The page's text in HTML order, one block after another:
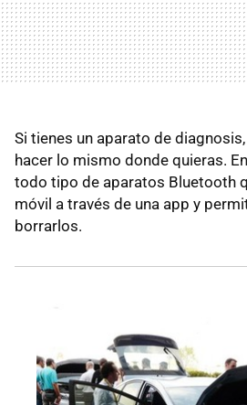
Si tienes un aparato de
hacer lo mismo donde quieras.
todo tipo de aparatos Bluetooth
móvil a través de una app y
borrarlos.